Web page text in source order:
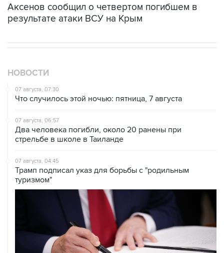
Аксенов сообщил о четвертом погибшем в
результате атаки ВСУ на Крым
НОВОСТИ
07 августа, 07:30
Что случилось этой ночью: пятница, 7 августа
07 августа, 06:57
Два человека погибли, около 20 ранены при
стрельбе в школе в Таиланде
07 августа, 04:45
Трамп подписал указ для борьбы с "родильным
туризмом"